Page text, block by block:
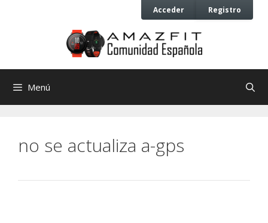
Acceder Registro
Menú
no se actualiza a-gps